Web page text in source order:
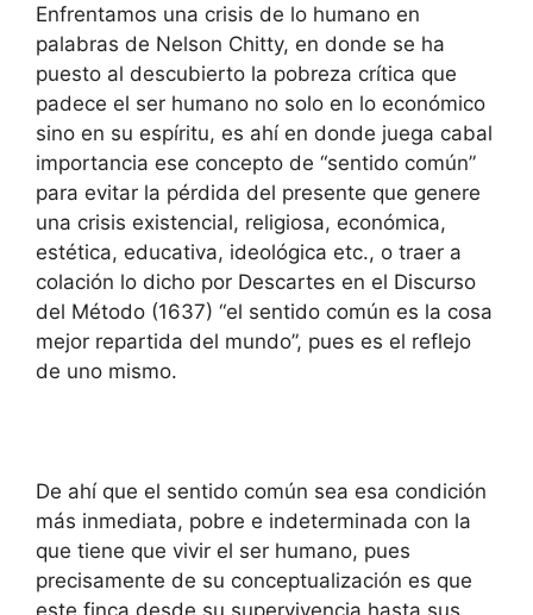
Enfrentamos una crisis de lo humano en
palabras de Nelson Chitty, en donde se ha
puesto al descubierto la pobreza crítica que
padece el ser humano no solo en lo económico
sino en su espíritu, es ahí en donde juega cabal
importancia ese concepto de “sentido común”
para evitar la pérdida del presente que genere
una crisis existencial, religiosa, económica,
estética, educativa, ideológica etc., o traer a
colación lo dicho por Descartes en el Discurso
del Método (1637) “el sentido común es la cosa
mejor repartida del mundo”, pues es el reflejo
de uno mismo.
De ahí que el sentido común sea esa condición
más inmediata, pobre e indeterminada con la
que tiene que vivir el ser humano, pues
precisamente de su conceptualización es que
este finca desde su supervivencia hasta sus